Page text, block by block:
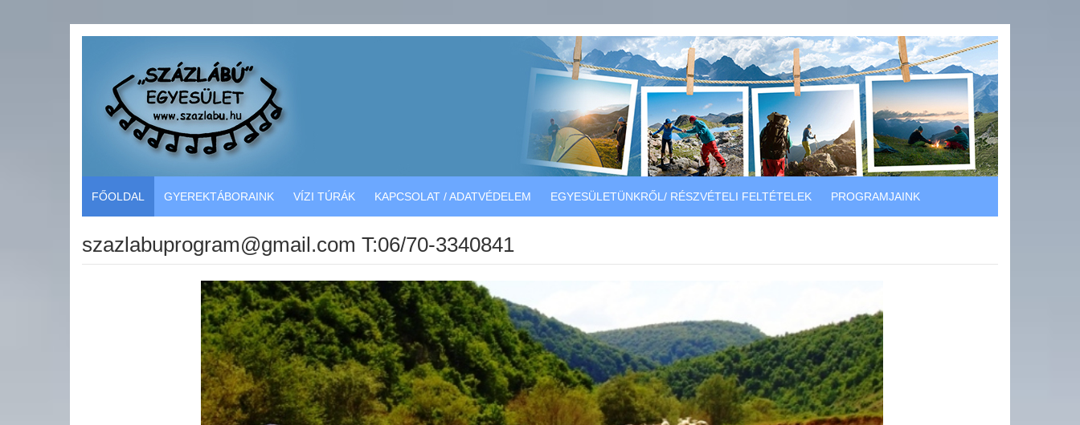
FŐOLDAL GYEREKTÁBORAINK VÍZI TÚRÁK KAPCSOLAT / ADATVÉDELEM EGYESÜLETÜNKRŐL/ RÉSZVÉTELI FELTÉTELEK PROGRAMJAINK
szazlabuprogram@gmail.com T:06/70-3340841